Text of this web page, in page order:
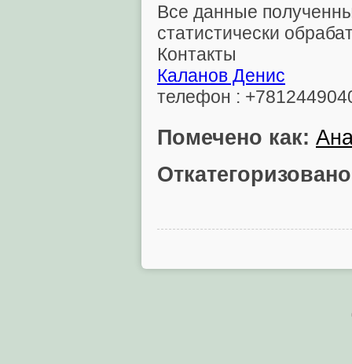
Все данные
статистически
Контакты
Каланов Денис
телефон :
Помечено как: